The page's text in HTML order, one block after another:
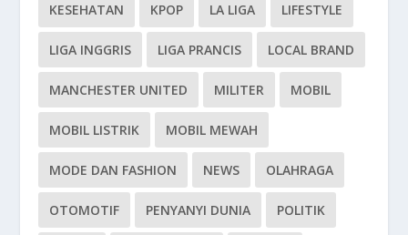
KESEHATAN KPOP LA LIGA LIFESTYLE
LIGA INGGRIS LIGA PRANCIS LOCAL BRAND
MANCHESTER UNITED MILITER MOBIL
MOBIL LISTRIK MOBIL MEWAH
MODE DAN FASHION NEWS OLAHRAGA
OTOMOTIF PENYANYI DUNIA POLITIK